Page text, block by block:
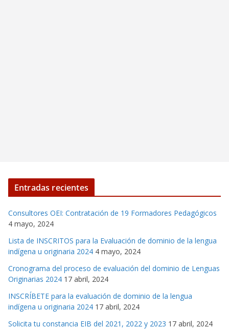
Entradas recientes
Consultores OEI: Contratación de 19 Formadores Pedagógicos
4 mayo, 2024
Lista de INSCRITOS para la Evaluación de dominio de la lengua
indígena u originaria 2024 4 mayo, 2024
Cronograma del proceso de evaluación del dominio de Lenguas
Originarias 2024 17 abril, 2024
INSCRÍBETE para la evaluación de dominio de la lengua
indígena u originaria 2024 17 abril, 2024
Solicita tu constancia EIB del 2021, 2022 y 2023 17 abril, 2024